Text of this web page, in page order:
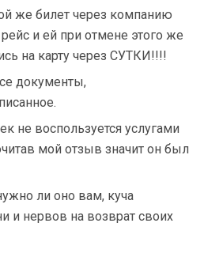
же билет через компанию
и ей при отмене этого же
на карту через СУТКИ!!!!
документы,
не воспользуется услугами
мой отзыв значит он был
ли оно вам, куча
и нервов на возврат своих